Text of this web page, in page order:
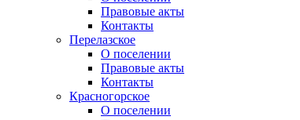
Правовые акты
Контакты
Перелазское
О поселении
Правовые акты
Контакты
Красногорское
О поселении